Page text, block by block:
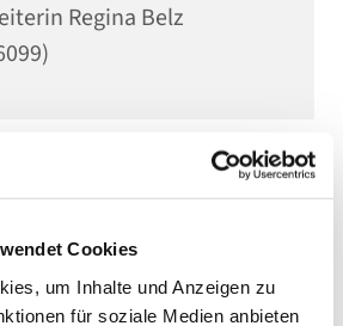
Cookies
um Inhalte und Anzeigen zu
für soziale Medien anbieten
Regina Belz
an alle Kinder ab Mitte 3. Klasse,
ausprobieren!
erforderlich, das Kind sollte aber